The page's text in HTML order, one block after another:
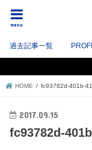
menu
過去記事一覧
HOME fc93782d-401b-
2017.09.15
fc93782d-